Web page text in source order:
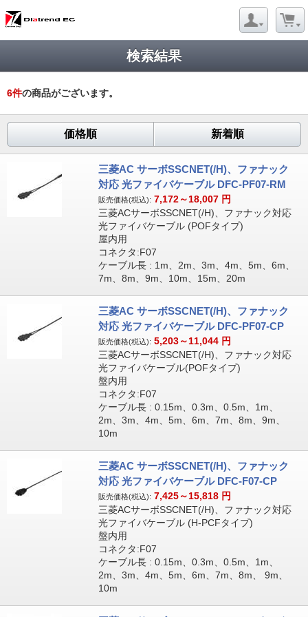
検索結果
6件の商品がございます。
価格順 新着順
三菱AC サーボSSCNET(/H)、ファナック
対応 光ファイバケーブル DFC-PF07-RM
販売価格(税込): 7,172～18,007 円
三菱ACサーボSSCNET(/H)、ファナック対応
光ファイバケーブル (POFタイプ)
屋内用
コネクタ:F07
ケーブル長 : 1m、2m、3m、4m、5m、6m、
7m、8m、9m、10m、15m、20m
三菱AC サーボSSCNET(/H)、ファナック
対応 光ファイバケーブル DFC-PF07-CP
販売価格(税込): 5,203～11,044 円
三菱ACサーボSSCNET(/H)、ファナック対応
光ファイバケーブル(POFタイプ)
盤内用
コネクタ:F07
ケーブル長 : 0.15m、0.3m、0.5m、1m、
2m、3m、4m、5m、6m、7m、8m、9m、
10m
三菱AC サーボSSCNET(/H)、ファナック
対応 光ファイバケーブル DFC-F07-CP
販売価格(税込): 7,425～15,818 円
三菱ACサーボSSCNET(/H)、ファナック対応
光ファイバケーブル (H-PCFタイプ)
盤内用
コネクタ:F07
ケーブル長 : 0.15m、0.3m、0.5m、1m、
2m、3m、4m、5m、6m、7m、8m、 9m、
10m